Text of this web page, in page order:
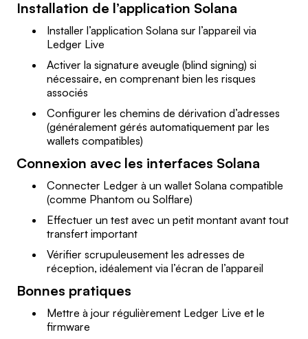
Installation de l’application Solana
Installer l’application Solana sur l’appareil via
Ledger Live
Activer la signature aveugle (blind signing) si
nécessaire, en comprenant bien les risques
associés
Configurer les chemins de dérivation d’adresses
(généralement gérés automatiquement par les
wallets compatibles)
Connexion avec les interfaces Solana
Connecter Ledger à un wallet Solana compatible
(comme Phantom ou Solflare)
Effectuer un test avec un petit montant avant tout
transfert important
Vérifier scrupuleusement les adresses de
réception, idéalement via l’écran de l’appareil
Bonnes pratiques
Mettre à jour régulièrement Ledger Live et le
firmware